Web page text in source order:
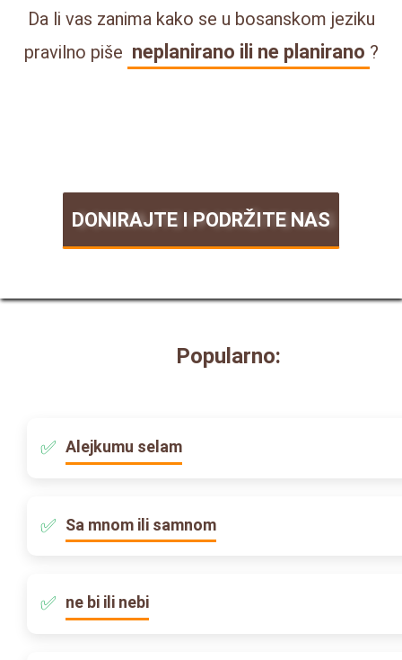
Da li vas zanima kako se u bosanskom jeziku
pravilno piše neplanirano ili ne planirano ?
DONIRAJTE I PODRŽITE NAS
Popularno:
Alejkumu selam
Sa mnom ili samnom
ne bi ili nebi